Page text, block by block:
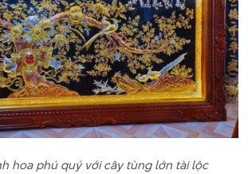
hoa phú quý với cây tùng lớn tài lộc